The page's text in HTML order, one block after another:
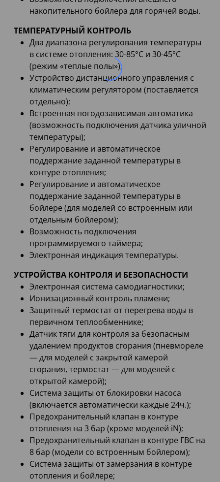
накопительного бойлера для горячей воды.
ТЕМПЕРАТУРНЫЙ КОНТРОЛЬ
Два диапазона регулирования температуры
в системе отопления: 30-85°С и 30-45°С
(режим «теплые полы»);
Устройство дистанционного управления с
климатическим регулятором (поставляется
отдельно);
Встроенная погодозависимая автоматика
(возможность подключения датчика уличной
температуры);
Регулирование и автоматическое
поддержание заданной температуры в
контуре отопления;
Регулирование и автоматическое
поддержание заданной температуры в
бойлере (для моделей со встроенным или
отдельным бойлером);
Возможность подключения
программируемого таймера;
Электронная индикация температуры.
УСТРОЙСТВА КОНТРОЛЯ И БЕЗОПАСНОСТИ
Электронная система самодиагностики;
Ионизационный контроль пламени;
Защитный термостат от перегрева воды в
первичном теплообменнике;
Датчик тяги для контроля за безопасным
удалением продуктов сгорания (пневмореле
— для моделей с закрытой камерой
сгорания, термостат — для моделей с
открытой камерой);
Система защиты от блокировки насоса
(включается автоматически каждые 24ч.);
Предохранительный клапан в контуре
отопления на 3 бар (кроме моделей iN);
Предохранительный клапан в контуре ГВС на
8 бар (модели со встроенным бойлером);
Система защиты от замерзания в контуре
отопления и бойлере;